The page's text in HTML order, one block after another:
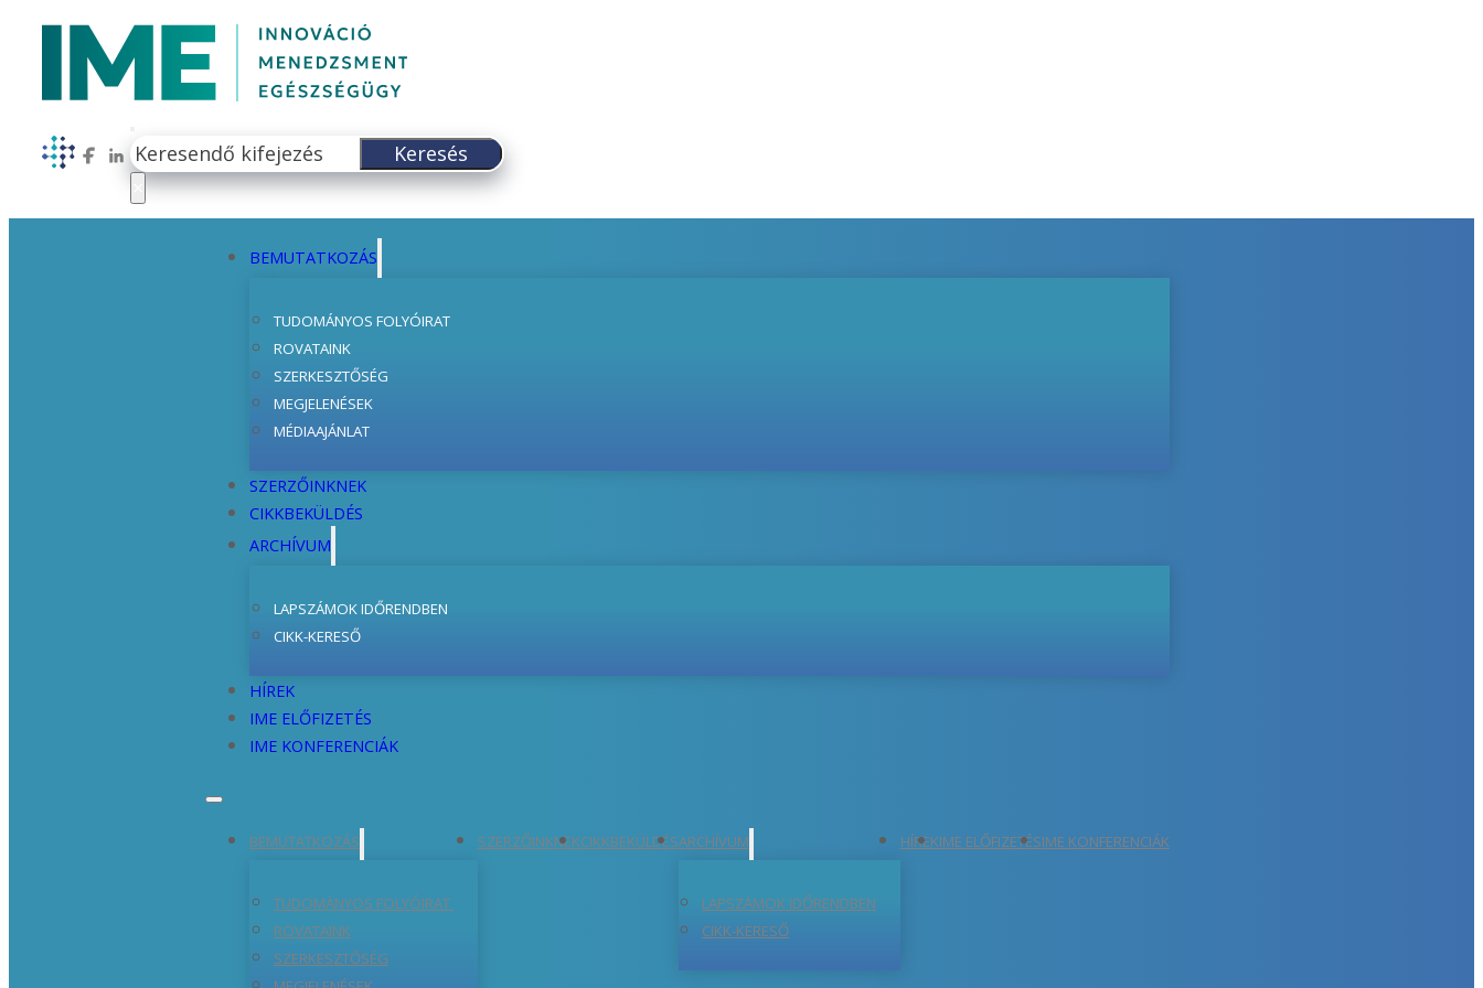
Follow us on Facebook
Follow us on LinkedIn
Keresés
Keresés
BEMUTATKOZÁS
TUDOMÁNYOS FOLYÓIRAT
ROVATAINK
SZERKESZTŐSÉG
MEGJELENÉSEK
MÉDIAAJÁNLAT
SZERZŐINKNEK
CIKKBEKÜLDÉS
ARCHÍVUM
LAPSZÁMOK IDŐRENDBEN
CIKK-KERESŐ
HÍREK
IME ELŐFIZETÉS
IME KONFERENCIÁK
BEMUTATKOZÁS
TUDOMÁNYOS FOLYÓIRAT
ROVATAINK
SZERKESZTŐSÉG
SZERZŐINKNEKCIKKBEKÜLDÉSARCHÍVUM
LAPSZÁMOK IDŐRENDBEN
CIKK-KERESŐ
HÍREKIME ELŐFIZETÉSIME KONFERENCIÁK